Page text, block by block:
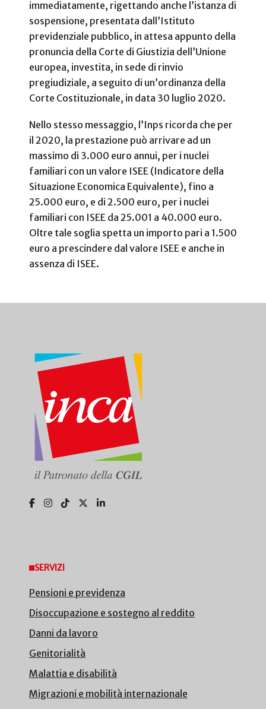
immediatamente, rigettando anche l’istanza di
sospensione, presentata dall’Istituto
previdenziale pubblico, in attesa appunto della
pronuncia della Corte di Giustizia dell’Unione
europea, investita, in sede di rinvio
pregiudiziale, a seguito di un’ordinanza della
Corte Costituzionale, in data 30 luglio 2020.
Nello stesso messaggio, l’Inps ricorda che per
il 2020, la prestazione può arrivare ad un
massimo di 3.000 euro annui, per i nuclei
familiari con un valore ISEE (Indicatore della
Situazione Economica Equivalente), fino a
25.000 euro, e di 2.500 euro, per i nuclei
familiari con ISEE da 25.001 a 40.000 euro.
Oltre tale soglia spetta un importo pari a 1.500
euro a prescindere dal valore ISEE e anche in
assenza di ISEE.
SERVIZI
Pensioni e previdenza
Disoccupazione e sostegno al reddito
Danni da lavoro
Genitorialità
Malattia e disabilità
Migrazioni e mobilità internazionale